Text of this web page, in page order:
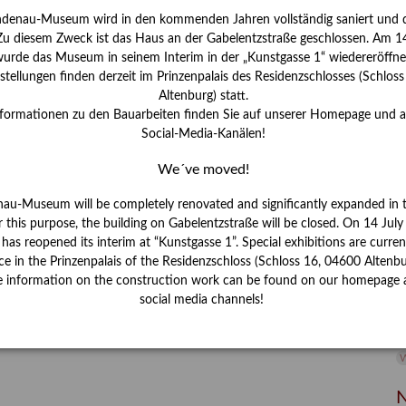
Museum wird in den kommenden Jahren vollständig saniert und
diesem Zweck ist das Haus an der Gabelentzstraße geschlossen. Am
das Museum in seinem Interim in der „Kunstgasse 1“
finden derzeit im Prinzenpalais des Residenzschlosses
Altenburg) statt.
zu den Bauarbeiten finden Sie auf unserer Homepage und
Social-Media-Kanälen!
We´ve moved!
Museum will be completely renovated and significantly expanded in
this purpose, the building on Gabelentzstraße will be closed. On 14
reopened its interim at “Kunstgasse 1”. Special exhibitions are
in the Prinzenpalais of the Residenzschloss (Schloss 16, 04600
information on the construction work can be found on our homepage
social media channels!